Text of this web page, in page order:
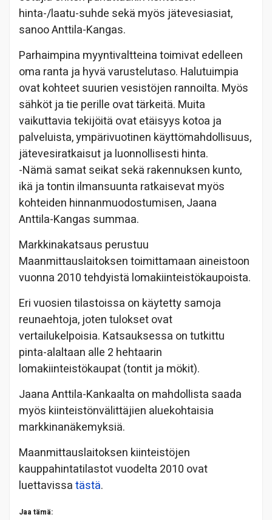
hinta-/laatu-suhde sekä myös jätevesiasiat,
sanoo Anttila-Kangas.
Parhaimpina myyntivaltteina toimivat edelleen
oma ranta ja hyvä varustelutaso. Halutuimpia
ovat kohteet suurien vesistöjen rannoilta. Myös
sähköt ja tie perille ovat tärkeitä. Muita
vaikuttavia tekijöitä ovat etäisyys kotoa ja
palveluista, ympärivuotinen käyttömahdollisuus,
jätevesiratkaisut ja luonnollisesti hinta.
-Nämä samat seikat sekä rakennuksen kunto,
ikä ja tontin ilmansuunta ratkaisevat myös
kohteiden hinnanmuodostumisen, Jaana
Anttila-Kangas summaa.
Markkinakatsaus perustuu
Maanmittauslaitoksen toimittamaan aineistoon
vuonna 2010 tehdyistä lomakiinteistökaupoista.
Eri vuosien tilastoissa on käytetty samoja
reunaehtoja, joten tulokset ovat
vertailukelpoisia. Katsauksessa on tutkittu
pinta-alaltaan alle 2 hehtaarin
lomakiinteistökaupat (tontit ja mökit).
Jaana Anttila-Kankaalta on mahdollista saada
myös kiinteistönvälittäjien aluekohtaisia
markkinanäkemyksiä.
Maanmittauslaitoksen kiinteistöjen
kauppahintatilastot vuodelta 2010 ovat
luettavissatästä.
Jaa tämä: